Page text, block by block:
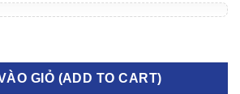
I10 Grand số lượng
GIỎ (ADD TO CART)